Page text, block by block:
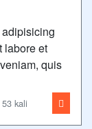
labore et
quis
kali